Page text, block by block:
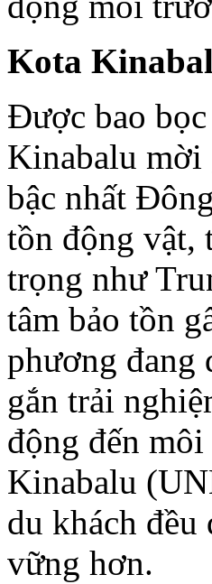
Kota
Được bao
Kinabalu mời
bậc nhất
tồn động vật,
trọng như
tâm bảo tồn
phương đang
gắn trải
động đến
Kinabalu
du khách
vững hơn.